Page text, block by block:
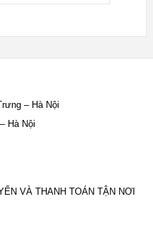
– Hà Nội
Hà Nội
VÀ THANH TOÁN TẬN NƠI